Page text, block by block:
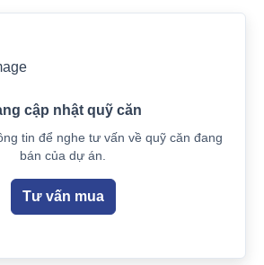
cập nhật quỹ căn
tin để nghe tư vấn về quỹ căn đang
bán của dự án.
Tư vấn mua